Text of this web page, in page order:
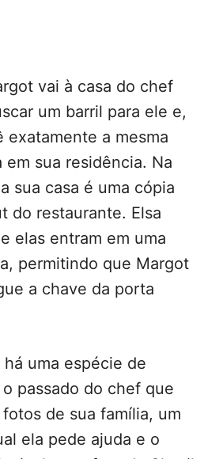
vai à casa do chef
um barril para ele e,
exatamente a mesma
em sua residência. Na
sua casa é uma cópia
do restaurante. Elsa
elas entram em uma
permitindo que Margot
a chave da porta
uma espécie de
passado do chef que
de sua família, um
ela pede ajuda e o